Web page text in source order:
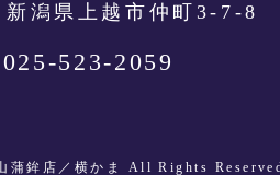
潟県上越市仲町3-7-8
523-2059
蒲鉾店／横かま All Rights